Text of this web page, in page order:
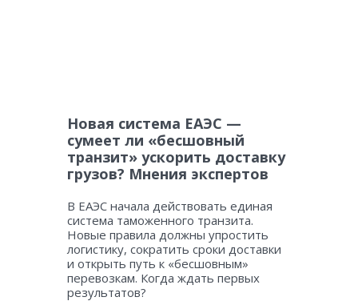
Новая система ЕАЭС —
сумеет ли «бесшовный
транзит» ускорить доставку
грузов? Мнения экспертов
В ЕАЭС начала действовать единая
система таможенного транзита.
Новые правила должны упростить
логистику, сократить сроки доставки
и открыть путь к «бесшовным»
перевозкам. Когда ждать первых
результатов?